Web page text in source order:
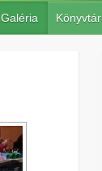
Galéria Könyvtár